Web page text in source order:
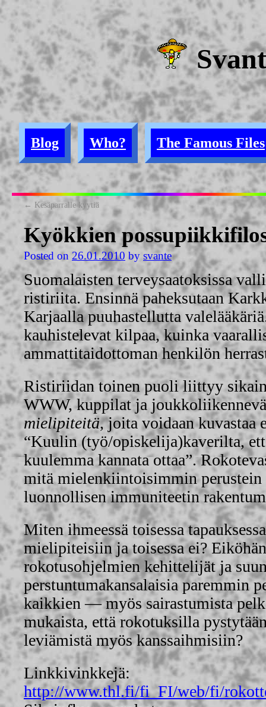
Blog Who? The Famous Files
← Kesäparralle kyytiä
Kyökkien
Posted on 26.01.2010 by svante
Suomalaisten terveysaatoksissa
ristiriita. Ensinnä paheksutaan
Karjaalla puuhastellutta
kauhistelevat kilpaa, kuinka
ammattitaidottoman henkilön
Ristiriidan toinen puoli liittyy
WWW, kuppilat ja
mielipiteitä, joita voidaan kuvastaa
“Kuulin (työ/opiskelija)kaverilta,
kuulemma kannata ottaa”.
mitä mielenkiintoisimmin
luonnollisen immuniteetin
Miten ihmeessä toisessa
mielipiteisiin ja toisessa ei?
rokotusohjelmien kehittelijät ja
perstuntumakansalaisia paremmin
kaikkien — myös sairastumista
mukaista, että rokotuksilla
leviämistä myös kanssaihmisiin?
Linkkivinkkejä:
http://www.thl.fi/fi_FI/web/fi/